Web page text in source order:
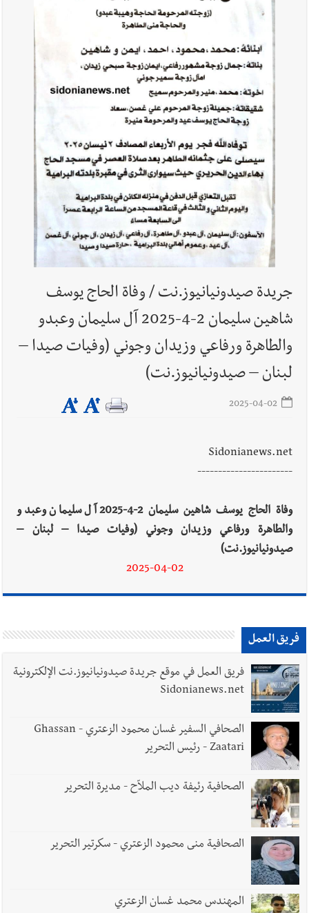
أخبار لبنان
مقدمات نشرات الأخبار المسائية في لبنان ليوم السبت
أخبار لبنان
خرق إسرائيلي في زوطر الغربية وساتر ترابي قبالة آخر
نقطة للجيش اللبناني
أخبار لبنان
روابط القطاع العام : إضراب الاثنين احتجاجا على
تقسيط المفعول الرجعي
أخبار لبنان خلفيات توقيف السفير الفلسطيني السابق أشرف دبور:
تداخل السياسة بالقضاء ولبنان قد يسلّمه إلى السلطة
يُحذّر من الفراغ !
جريدة صيدونيانيوز.نت / وفاة الحاج يوسف
شاهين سليمان 2-4-2025 آل سليمان وعبدو
والطاهرة ورفاعي وزيدان وجوني (وفيات صيدا –
لبنان – صيدونيانيوز.نت)
2025-04-02
Sidonianews.net
-----------------------
وفاة الحاج يوسف شاهين سليمان 2-4-2025 آل سليمان وعبدو
والطاهرة ورفاعي وزيدان وجوني (وفيات صيدا – لبنان –
صيدونيانيوز.نت)
2025-04-02
فريق العمل
فريق العمل في موقع جريدة صيدونيانيوز.نت الإلكترونية
Sidonianews.net
الصحافي السفير غسان محمود الزعتري - Ghassan
Zaatari - رئيس التحرير
الصحافية رئيفة ديب الملاّح - مديرة التحرير
الصحافية منى محمود الزعتري - سكرتير التحرير
المهندس محمد غسان الزعتري